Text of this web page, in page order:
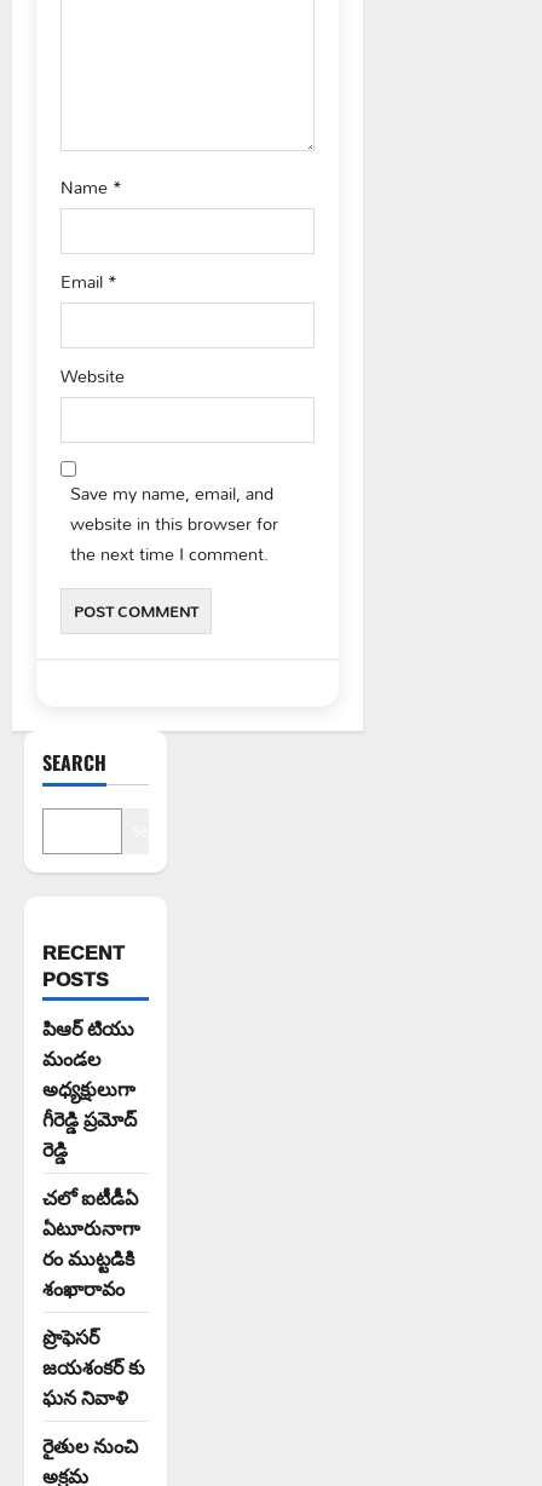
Name*
Email*
Website
Save my name, email, and
website in this browser for
the next time I comment.
SEARCH
RECENT
POSTS
పిఆర్ టియు
మండల
అధ్యక్షులుగా
గీరెడ్డి ప్రమోద్
రెడ్డి
చలో ఐటీడీఏ
ఏటూరునాగా
రం ముట్టడికి
శంఖారావం
ప్రొఫెసర్
జయశంకర్ కు
ఘన నివాళి
రైతుల నుంచి
అక్రమ